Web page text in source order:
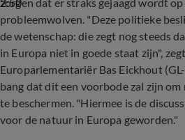
probleemwolven. "Deze politieke
de wetenschap: die zegt nog steeds
in Europa niet in goede staat zijn",
Europarlementariër Bas Eickhout
bang dat dit een voorbode zal zijn
te beschermen. "Hiermee is de
voor de natuur in Europa geworden."